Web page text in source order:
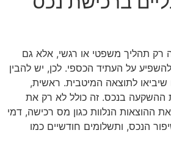
רק תהליך משפטי או רגשי, אלא גם
על העתיד הכספי. לכן, יש להבין
שיביאו לתוצאה המיטבית. ראשית,
ההשקעה בנכס. זה כולל לא רק את
ההוצאות הנלוות כגון מס רכישה, דמי
הנכס, ותשלומים חודשיים כמו